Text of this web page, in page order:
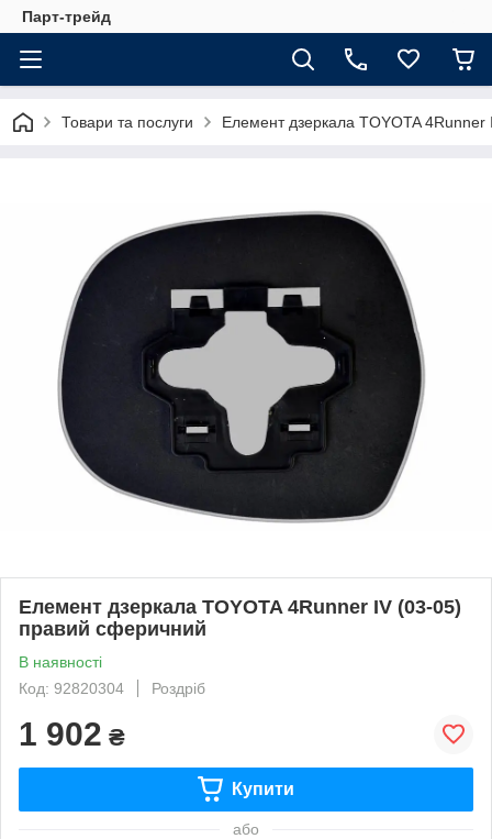
Парт-трейд
Товари та послуги Елемент дзеркала TOYOTA
Елемент дзеркала TOYOTA 4Runner IV (03-05)
правий сферичний
В наявності
Код: 92820304
Роздріб
1 902 ₴
Купити
або